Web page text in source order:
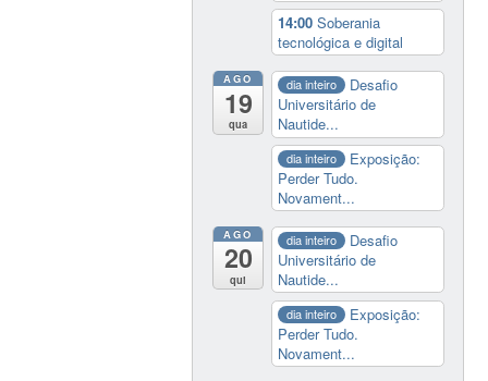
14:00Soberania
tecnológica e digital
AGO
19
qua
dia inteiro
Desafio
Universitário de
Nautide...
dia inteiro
Exposição:
Perder Tudo.
Novament...
AGO
20
qui
dia inteiro
Desafio
Universitário de
Nautide...
dia inteiro
Exposição:
Perder Tudo.
Novament...